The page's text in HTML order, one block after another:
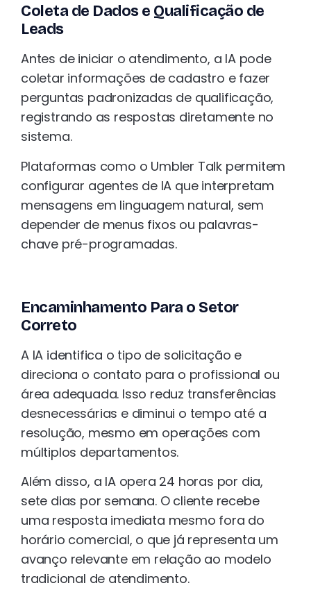
Coleta de Dados e Qualificação de
Leads
Antes de iniciar o atendimento, a IA pode
coletar informações de cadastro e fazer
perguntas padronizadas de qualificação,
registrando as respostas diretamente no
sistema.
Plataformas como o Umbler Talk permitem
configurar agentes de IA que interpretam
mensagens em linguagem natural, sem
depender de menus fixos ou palavras-
chave pré-programadas.
Encaminhamento Para o Setor
Correto
A IA identifica o tipo de solicitação e
direciona o contato para o profissional ou
área adequada. Isso reduz transferências
desnecessárias e diminui o tempo até a
resolução, mesmo em operações com
múltiplos departamentos.
Além disso, a IA opera 24 horas por dia,
sete dias por semana. O cliente recebe
uma resposta imediata mesmo fora do
horário comercial, o que já representa um
avanço relevante em relação ao modelo
tradicional de atendimento.